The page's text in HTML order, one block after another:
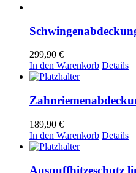
299,90 €
In den Warenkorb Details
189,90 €
In den Warenkorb Details
Auspuffhitzeschutz